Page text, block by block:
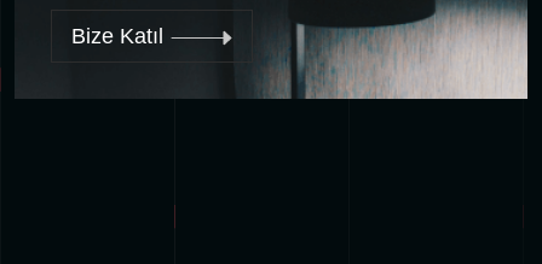
Bize Katıl